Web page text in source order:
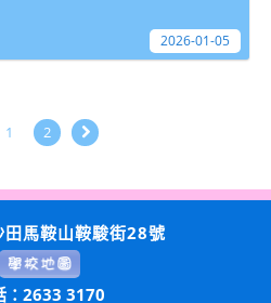
2026-01-05
1 2
田馬鞍山鞍駿街28號
：2633 3170